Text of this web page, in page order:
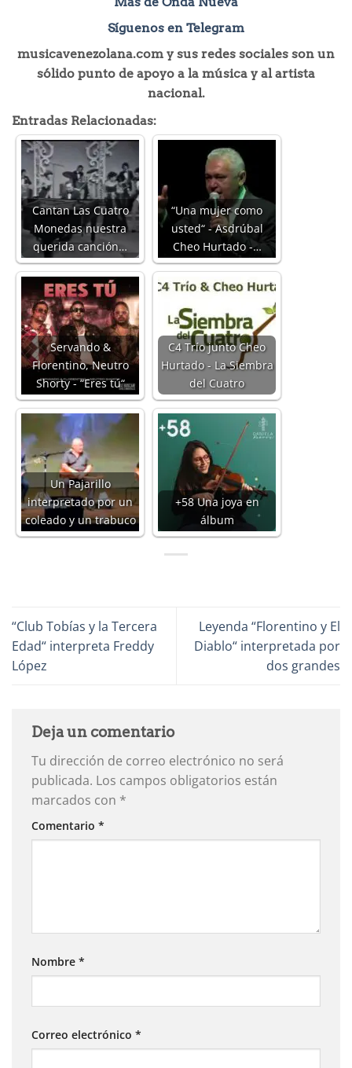
Síguenos en Telegram
musicavenezolana.com y sus redes sociales son un
sólido punto de apoyo a la música y al artista
nacional.
Entradas Relacionadas:
Cantan Las Cuatro
Monedas nuestra
querida canción…
“Una mujer como
usted“ - Asdrúbal
Cheo Hurtado -…
Servando &
Florentino, Neutro
Shorty - “Eres tú“
C4 Trío junto Cheo
Hurtado - La Siembra
del Cuatro
Un Pajarillo
interpretado por un
coleado y un trabuco
+58 Una joya en
álbum
“Club Tobías y la Tercera
Edad“ interpreta Freddy
López
Leyenda “Florentino y El
Diablo“ interpretada por
dos grandes
Deja un comentario
Tu dirección de correo electrónico no será
publicada. Los campos obligatorios están
marcados con *
Comentario *
Nombre *
Correo electrónico *